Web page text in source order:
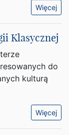
Więcej
Klasycznej
do
kulturą
Więcej